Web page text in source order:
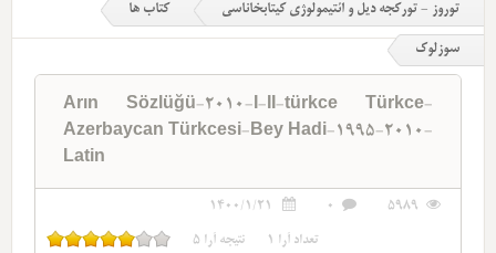
توروز - تورکجه دیل و ائتیمولوژی کیتابخاناسی کتاب ها
سوزلوک
Arın Sözlüğü-2010-I-II-türkce Türkce-
Azerbaycan Türkcesi-Bey Hadi-1995-2010-
Latin
5989
0
1400/1/21
تعداد آرا 1 نتیجه آرا 5